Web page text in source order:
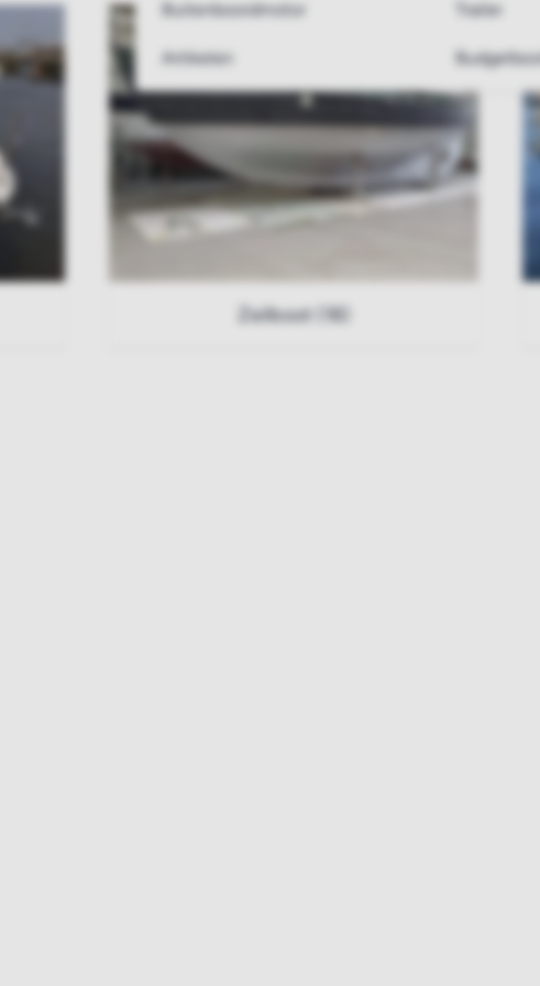
Buitenboordmotor Trailer
Artikelen
Zeilboot (18)